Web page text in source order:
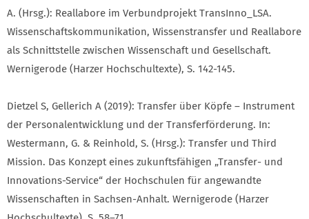
A. (Hrsg.): Reallabore im Verbundprojekt TransInno_LSA.
Wissenschaftskommunikation, Wissenstransfer und Reallabore
als Schnittstelle zwischen Wissenschaft und Gesellschaft.
Wernigerode (Harzer Hochschultexte), S. 142-145.
Dietzel S, Gellerich A (2019): Transfer über Köpfe – Instrument
der Personalentwicklung und der Transferförderung. In:
Westermann, G. & Reinhold, S. (Hrsg.): Transfer und Third
Mission. Das Konzept eines zukunftsfähigen „Transfer- und
Innovations-Service“ der Hochschulen für angewandte
Wissenschaften in Sachsen-Anhalt. Wernigerode (Harzer